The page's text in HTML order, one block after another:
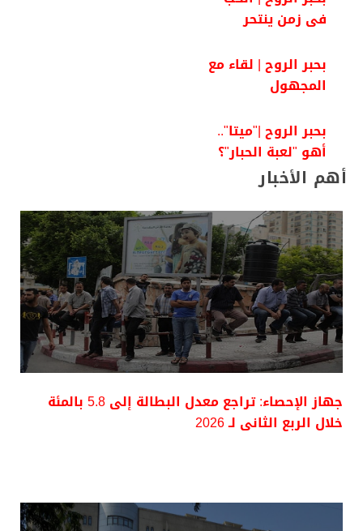
فى زمن ينتحر
بحبر الروح | لقاء مع
المجهول
بحبر الروح |"ميتا"..
أهو "لعبة الحبار"؟
أهم الأخبار
جهاز الإحصاء: تراجع معدل البطالة إلى 5.8 بالمئة
خلال الربع الثانى لـ 2026